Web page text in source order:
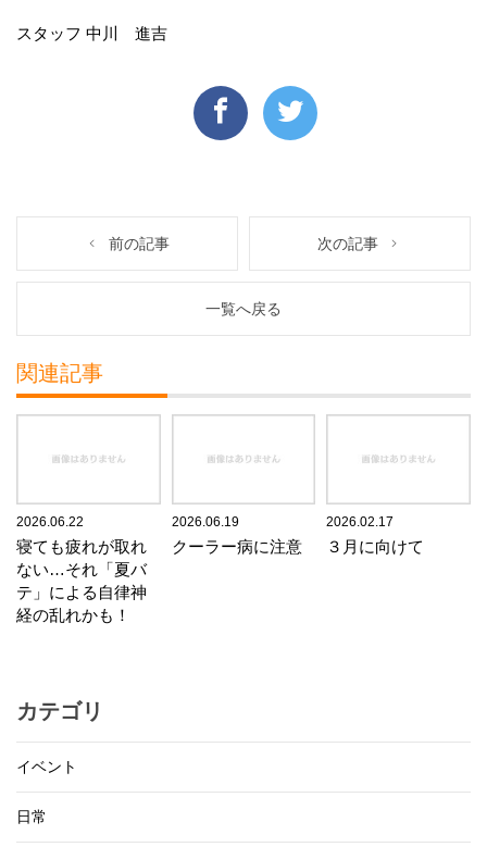
スタッフ 中川 進吉
前の記事 次の記事
一覧へ戻る
関連記事
2026.06.22
寝ても疲れが取れ
ない…それ「夏バ
テ」による自律神
経の乱れかも！
2026.06.19
クーラー病に注意
2026.02.17
３月に向けて
カテゴリ
イベント
日常